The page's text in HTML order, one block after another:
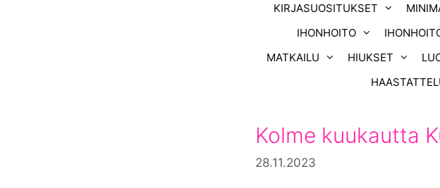
KIRJASUOSITUKSET
IHONHOITO
MATKAILU
HIUKSET
Kolme kuukautta
28.11.2023